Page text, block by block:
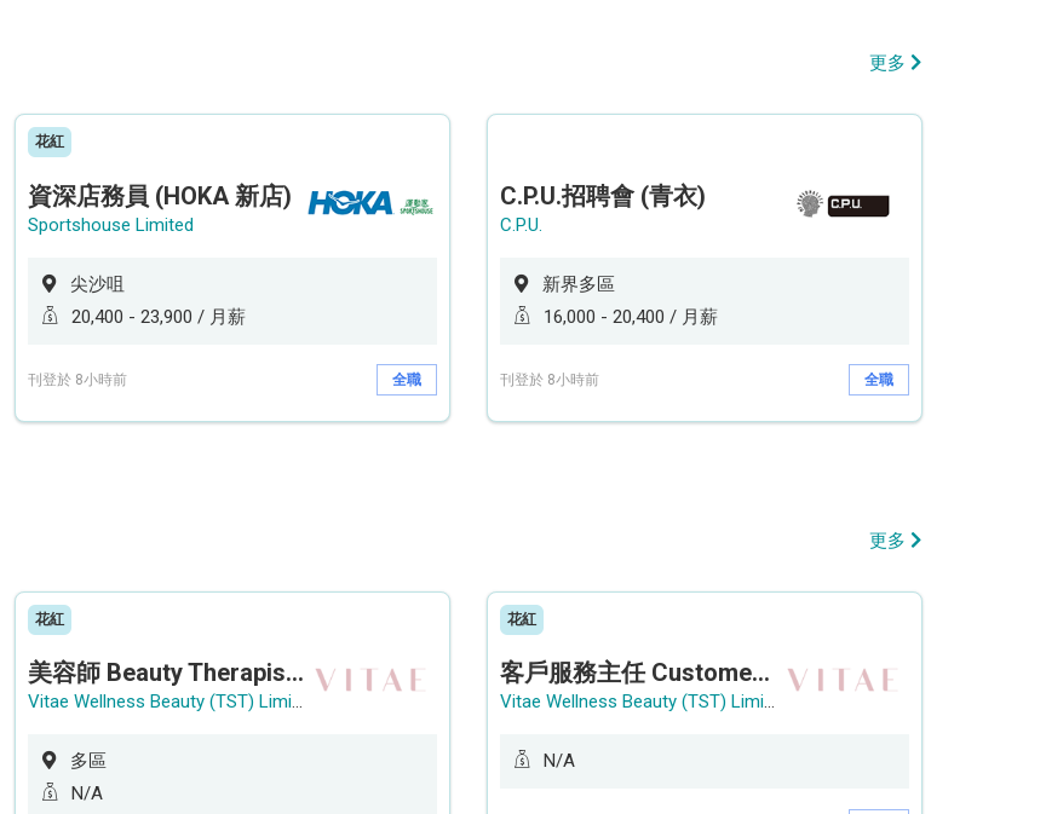
更多
花紅
資深店務員 (HOKA 新店)
Sportshouse Limited
尖沙咀
20,400 - 23,900 / 月薪
刊登於 8小時前 全職
C.P.U.招聘會 (青衣)
C.P.U.
新界多區
16,000 - 20,400 / 月薪
刊登於 8小時前 全職
更多
花紅
美容師 Beauty Therapist (銅鑼灣 / 尖沙咀)
Vitae Wellness Beauty (TST) Limited
多區
N/A
花紅
客戶服務主任 Customer Service Officer (銅鑼灣)
Vitae Wellness Beauty (TST) Limited
N/A